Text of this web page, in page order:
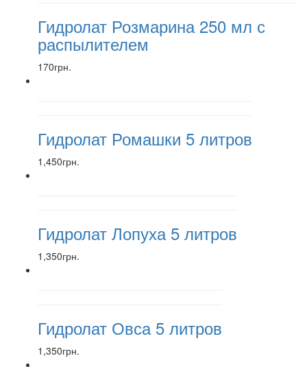
Гидролат Розмарина 250 мл с
распылителем
170грн.
Гидролат Ромашки 5 литров
1,450грн.
Гидролат Лопуха 5 литров
1,350грн.
Гидролат Овса 5 литров
1,350грн.